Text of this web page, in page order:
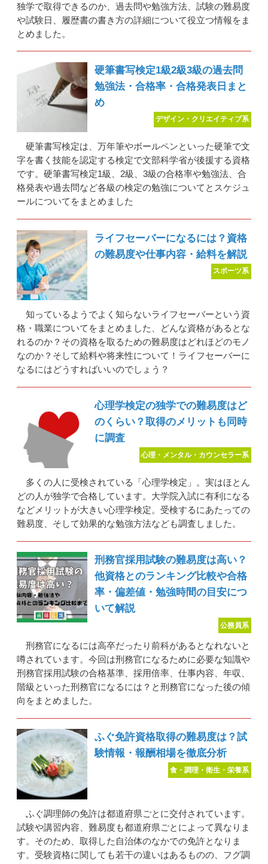
独学で取得できるのか、過去問や勉強方法、試験の難易度
や試験日、履歴書の書き方の詳細について役立つ情報をま
とめました。
硬筆書写検定1級2級3級の過去問
勉強法・合格率・合格発表日まと
め
デザイン・クリエイティブ系
硬筆書写検定は、万年筆やボールペンといった硬筆で文
字を書く技能を認定する検定で文部科学省が後援する資格
です。硬筆書写検定1級、2級、3級の合格率や勉強法、合
格発表や過去問など各級の検定の勉強についてとスケジュ
ールについてをまとめました
ライフセーバーになるには？資格
の難易度や仕事内容・給料を解説
スポーツ系
知っているようでよく知らないライフセーバーという資
格・職業についてをまとめました、どんな資格があるとな
れるのか？その資格を取るための難易度はどれほどのモノ
なのか？そして給料や将来性について！ライフセーバーに
なるにはどうすればいいのでしょう？
心理学検定の独学での難易度はど
のくらい？取得のメリットも同時
に調査
心理・メンタル・カウンセラー系
多くの人に受検されている「心理学検定」。実はほとん
どの人が独学で合格しています。大学院入試に有利になる
などメリットが大きい心理学検定。受検するにあたっての
難易度、そして効果的な勉強方法なども調査しました。
刑務官採用試験の難易度は高い？
他資格とのランキング比較や合格
率・偏差値・勉強時間の目安につ
いて解説
公務員系
刑務官になるには高卒だったり前科があるとなれないと
噂されています。今回は刑務官になるために必要な知識や
刑務官採用試験の合格基準、採用倍率、仕事内容、年収、
階級といった刑務官になるには？と刑務官になった後の傾
向をまとめました。
ふぐ免許資格取得の難易度は？試
験情報・報酬相場を徹底分析
食・調理・衛生・栄養系
ふぐ調理師の免許は都道府県ごとに交付されています。
試験や講習内容、難易度も都道府県ごとによって異なりま
す。そのため、取得した自治体のなかでの免許となりま
す。受験資格に関しても若干の違いはあるものの、フグ調